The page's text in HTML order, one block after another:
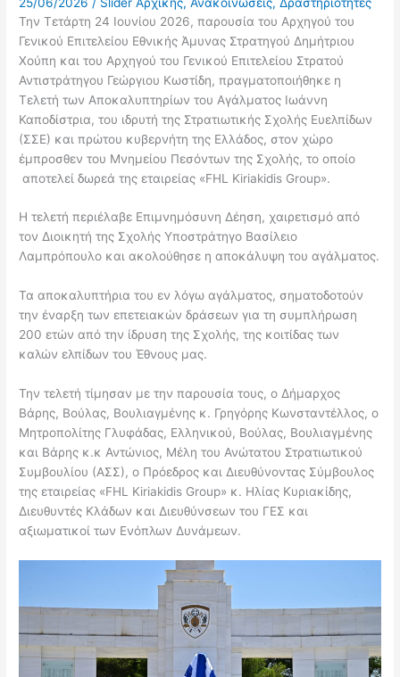
Την Τετάρτη 24 Ιουνίου 2026, παρουσία του Αρχηγού του
Γενικού Επιτελείου Εθνικής Άμυνας Στρατηγού Δημήτριου
Χούπη και του Αρχηγού του Γενικού Επιτελείου Στρατού
Αντιστράτηγου Γεώργιου Κωστίδη, πραγματοποιήθηκε η
Τελετή των Αποκαλυπτηρίων του Αγάλματος Ιωάννη
Καποδίστρια, του ιδρυτή της Στρατιωτικής Σχολής Ευελπίδων
(ΣΣΕ) και πρώτου κυβερνήτη της Ελλάδος, στον χώρο
έμπροσθεν του Μνημείου Πεσόντων της Σχολής, το οποίο
αποτελεί δωρεά της εταιρείας «FHL Kiriakidis Group».
Η τελετή περιέλαβε Επιμνημόσυνη Δέηση, χαιρετισμό από
τον Διοικητή της Σχολής Υποστράτηγο Βασίλειο
Λαμπρόπουλο και ακολούθησε η αποκάλυψη του αγάλματος.
Τα αποκαλυπτήρια του εν λόγω αγάλματος, σηματοδοτούν
την έναρξη των επετειακών δράσεων για τη συμπλήρωση
200 ετών από την ίδρυση της Σχολής, της κοιτίδας των
καλών ελπίδων του Έθνους μας.
Την τελετή τίμησαν με την παρουσία τους, ο Δήμαρχος
Βάρης, Βούλας, Βουλιαγμένης κ. Γρηγόρης Κωνσταντέλλος, ο
Μητροπολίτης Γλυφάδας, Ελληνικού, Βούλας, Βουλιαγμένης
και Βάρης κ.κ Αντώνιος, Μέλη του Ανώτατου Στρατιωτικού
Συμβουλίου (ΑΣΣ), ο Πρόεδρος και Διευθύνοντας Σύμβουλος
της εταιρείας «FHL Kiriakidis Group» κ. Ηλίας Κυριακίδης,
Διευθυντές Κλάδων και Διευθύνσεων του ΓΕΣ και
αξιωματικοί των Ενόπλων Δυνάμεων.